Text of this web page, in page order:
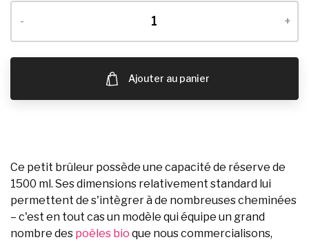
- +
Ajouter au panier
Ce petit brûleur possède une capacité de réserve de
1500 ml. Ses dimensions relativement standard lui
permettent de s'intègrer à de nombreuses cheminées
– c'est en tout cas un modèle qui équipe un grand
nombre des poêles bio que nous commercialisons,